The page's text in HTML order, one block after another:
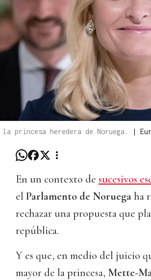
princesa heredera de Noruega. |
En un contexto de sucesivos
el Parlamento de Noruegaha
rechazar una propuesta que
república.
Y es que, en medio del juicio
mayor de la princesa, Mette-